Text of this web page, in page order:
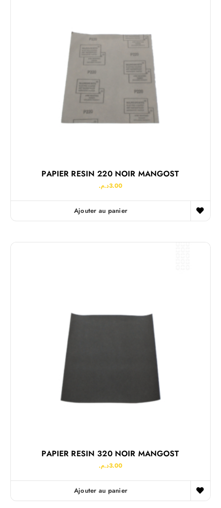
PAPIER RESIN 220 NOIR MANGOST
3.00د.م.
Ajouter au panier
PAPIER RESIN 320 NOIR MANGOST
3.00د.م.
Ajouter au panier